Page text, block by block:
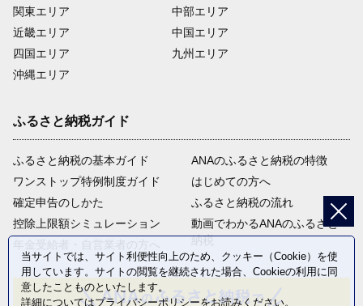
関東エリア
近畿エリア
四国エリア
沖縄エリア
中部エリア
中国エリア
九州エリア
ふるさと納税ガイド
ふるさと納税の基本ガイド
ワンストップ特例制度ガイド
確定申告のしかた
控除上限額シミュレーション
ANAのふるさと納税の特徴
はじめての方へ
ふるさと納税の流れ
動画でわかるANAのふるさと
納税
当サイトでは、サイト利便性向上のため、クッキー（Cookie）を使
用しています。サイトの閲覧を継続された場合、Cookieの利用に同
意したことものといたします。
詳細についてはプライバシーポリシーをお読みください。